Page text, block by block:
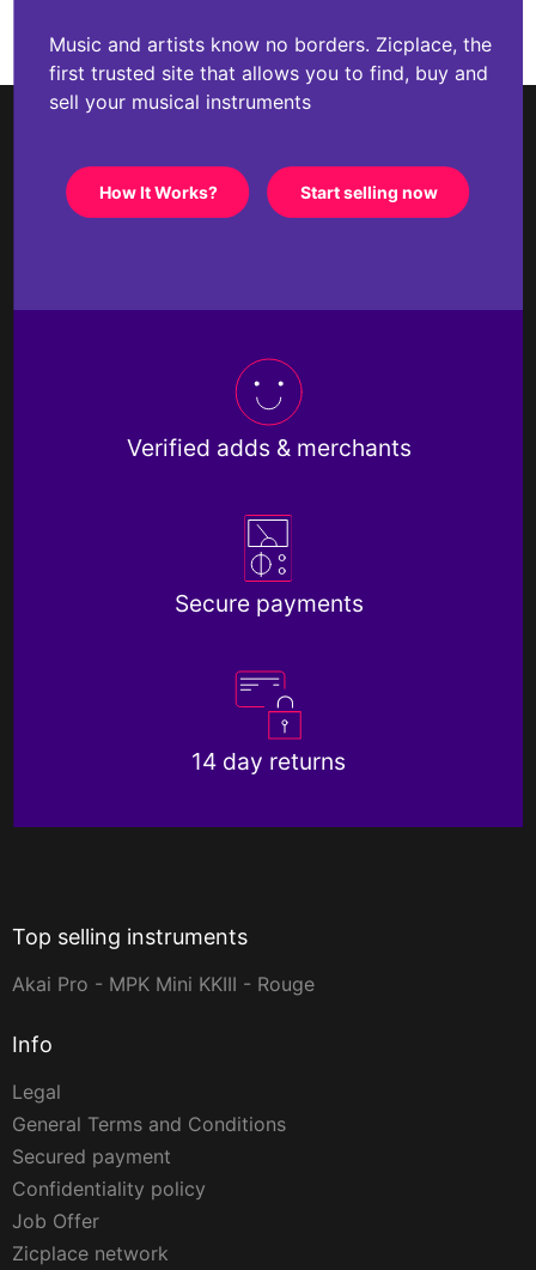
Music and artists know no borders. Zicplace, the
first trusted site that allows you to find, buy and
sell your musical instruments
How It Works? Start selling now
Verified adds & merchants
Secure payments
14 day returns
Top selling instruments
Akai Pro - MPK Mini KKIII - Rouge
Info
Legal
General Terms and Conditions
Secured payment
Confidentiality policy
Job Offer
Zicplace network